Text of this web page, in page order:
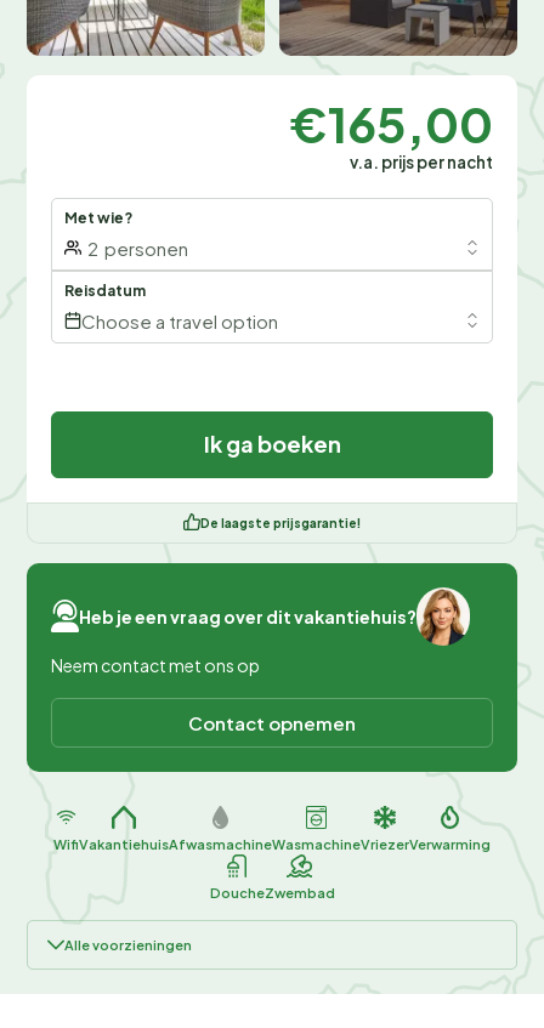
€165,00
v.a. prijs per nacht
Met wie?
2 personen
Reisdatum
Choose a travel option
Ik ga boeken
De laagste prijsgarantie!
Heb je een vraag over dit vakantiehuis?
Neem contact met ons op
Contact opnemen
WifiVakantiehuisAfwasmachineWasmachineVriezerVerwarming
DoucheZwembad
Alle voorzieningen